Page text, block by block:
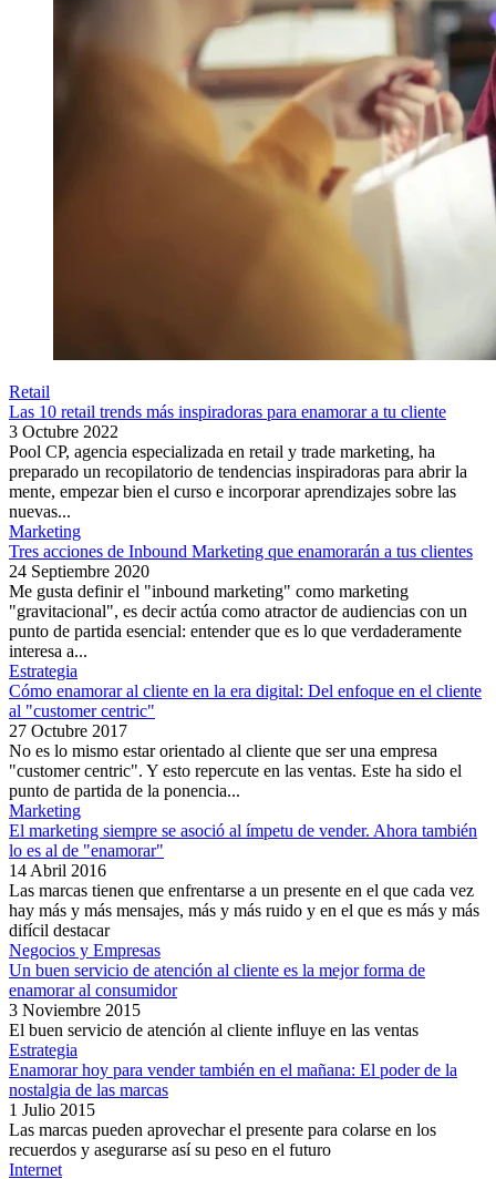
Retail
Las 10 retail trends más inspiradoras para enamorar a tu cliente
3 Octubre 2022
Pool CP, agencia especializada en retail y trade marketing, ha
preparado un recopilatorio de tendencias inspiradoras para abrir la
mente, empezar bien el curso e incorporar aprendizajes sobre las
nuevas...
Marketing
Tres acciones de Inbound Marketing que enamorarán a tus clientes
24 Septiembre 2020
Me gusta definir el "inbound marketing" como marketing
"gravitacional", es decir actúa como atractor de audiencias con un
punto de partida esencial: entender que es lo que verdaderamente
interesa a...
Estrategia
Cómo enamorar al cliente en la era digital: Del enfoque en el cliente
al "customer centric"
27 Octubre 2017
No es lo mismo estar orientado al cliente que ser una empresa
"customer centric". Y esto repercute en las ventas. Este ha sido el
punto de partida de la ponencia...
Marketing
El marketing siempre se asoció al ímpetu de vender. Ahora también
lo es al de "enamorar"
14 Abril 2016
Las marcas tienen que enfrentarse a un presente en el que cada vez
hay más y más mensajes, más y más ruido y en el que es más y más
difícil destacar
Negocios y Empresas
Un buen servicio de atención al cliente es la mejor forma de
enamorar al consumidor
3 Noviembre 2015
El buen servicio de atención al cliente influye en las ventas
Estrategia
Enamorar hoy para vender también en el mañana: El poder de la
nostalgia de las marcas
1 Julio 2015
Las marcas pueden aprovechar el presente para colarse en los
recuerdos y asegurarse así su peso en el futuro
Internet